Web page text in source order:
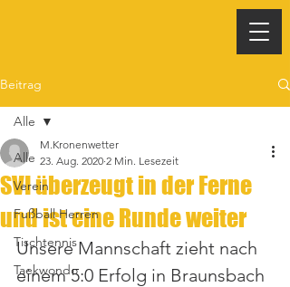
Beitrag
Alle
Verein
Fußball Herren
Tischtennis
Taekwondo
Alle
SVI überzeugt in der Ferne
und ist eine Runde weiter
M.Kronenwetter
23. Aug. 2020 2 Min. Lesezeit
Unsere Mannschaft zieht nach
einem 5:0 Erfolg in Braunsbach